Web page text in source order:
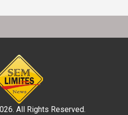
All Rights Reserved.